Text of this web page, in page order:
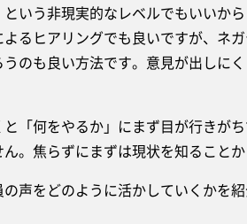
という非現実的なレベルでもいいか
るヒアリングでも良いですが、ネ
のも良い方法です。意見が出しに
「何をやるか」にまず目が行きが
。焦らずにまずは現状を知ること
声をどのように活かしていくかを